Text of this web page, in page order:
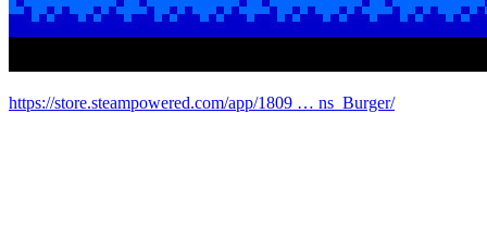
https://store.steampowered.com/app/1809 … ns_Burger/